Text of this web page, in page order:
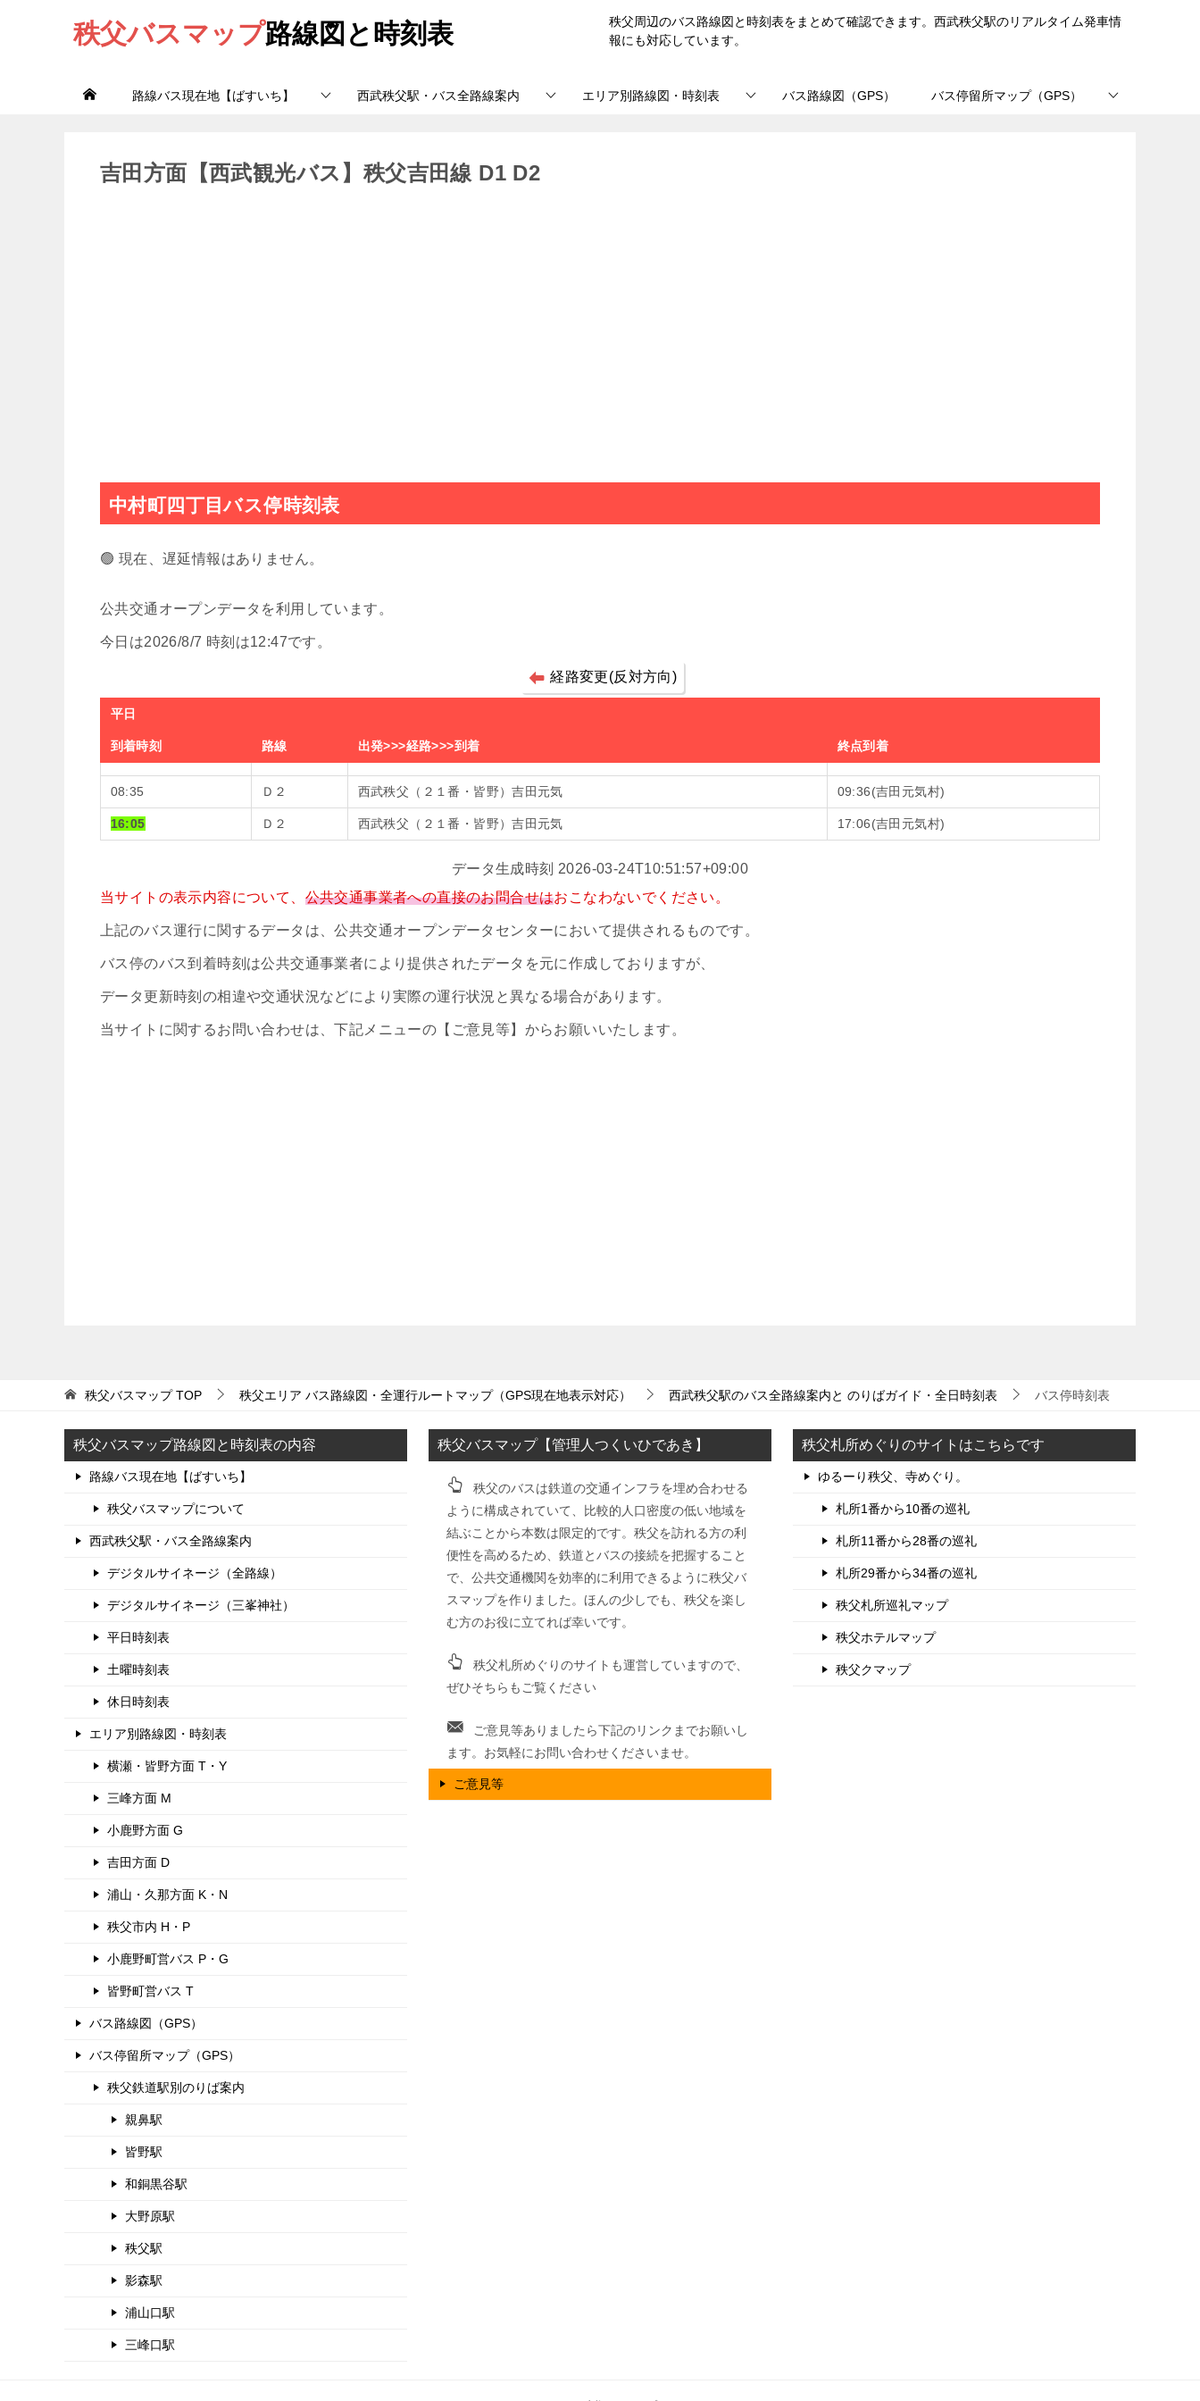
秩父バスマップ路線図と時刻表
秩父周辺のバス路線図と時刻表をまとめて確認できます。西武秩父駅のリアルタイム発車情
報にも対応しています。
路線バス現在地【ばすいち】 西武秩父駅・バス全路線案内 エリア別路線図・時刻表 バス路線図（GPS） バス停留所マップ（GPS）
吉田方面【西武観光バス】秩父吉田線 D1 D2
中村町四丁目バス停時刻表
🟢 現在、遅延情報はありません。
公共交通オープンデータを利用しています。
今日は2026/8/7 時刻は12:47です。
経路変更(反対方向)
平日
到着時刻 路線 出発>>>経路>>>到着 終点到着
08:35 Ｄ２ 西武秩父（２１番・皆野）吉田元気 09:36(吉田元気村)
16:05 Ｄ２ 西武秩父（２１番・皆野）吉田元気 17:06(吉田元気村)
データ生成時刻 2026-03-24T10:51:57+09:00
当サイトの表示内容について、 公共交通事業者への直接のお問合せはおこなわないでください。
上記のバス運行に関するデータは、公共交通オープンデータセンターにおいて提供されるものです。
バス停のバス到着時刻は公共交通事業者により提供されたデータを元に作成しておりますが、
データ更新時刻の相違や交通状況などにより実際の運行状況と異なる場合があります。
当サイトに関するお問い合わせは、下記メニューの【ご意見等】からお願いいたします。
秩父バスマップTOP 秩父エリア バス路線図・全運行ルートマップ（GPS現在地表示対応） 西武秩父駅のバス全路線案内と のりばガイド・全日時刻表 バス停時刻表
秩父バスマップ路線図と時刻表の内容
路線バス現在地【ばすいち】
秩父バスマップについて
西武秩父駅・バス全路線案内
デジタルサイネージ（全路線）
デジタルサイネージ（三峯神社）
平日時刻表
土曜時刻表
休日時刻表
エリア別路線図・時刻表
横瀬・皆野方面 T・Y
三峰方面 M
小鹿野方面 G
吉田方面 D
浦山・久那方面 K・N
秩父市内 H・P
小鹿野町営バス P・G
皆野町営バス T
バス路線図（GPS）
バス停留所マップ（GPS）
秩父鉄道駅別のりば案内
親鼻駅
皆野駅
和銅黒谷駅
大野原駅
秩父駅
影森駅
浦山口駅
三峰口駅
秩父バスマップ【管理人つくいひであき】
秩父のバスは鉄道の交通インフラを埋め合わせる
ように構成されていて、比較的人口密度の低い地域を
結ぶことから本数は限定的です。秩父を訪れる方の利
便性を高めるため、鉄道とバスの接続を把握すること
で、公共交通機関を効率的に利用できるように秩父バ
スマップを作りました。ほんの少しでも、秩父を楽し
む方のお役に立てれば幸いです。
秩父札所めぐりのサイトも運営していますので、
ぜひそちらもご覧ください
ご意見等ありましたら下記のリンクまでお願いし
ます。お気軽にお問い合わせくださいませ。
ご意見等
秩父札所めぐりのサイトはこちらです
ゆるーり秩父、寺めぐり。
札所1番から10番の巡礼
札所11番から28番の巡礼
札所29番から34番の巡礼
秩父札所巡礼マップ
秩父ホテルマップ
秩父クマップ